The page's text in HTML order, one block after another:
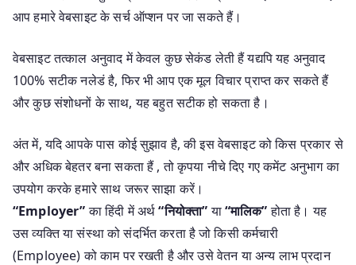
आप हमारे वेबसाइट के सर्च ऑप्शन पर जा सकते हैं।
वेबसाइट तत्काल अनुवाद में केवल कुछ सेकंड लेती हैं यद्यपि यह अनुवाद
100% सटीक नलेडं है, फिर भी आप एक मूल विचार प्राप्त कर सकते हैं
और कुछ संशोधनों के साथ, यह बहुत सटीक हो सकता है।
अंत में, यदि आपके पास कोई सुझाव है, की इस वेबसाइट को किस प्रकार से
और अधिक बेहतर बना सकता हैं , तो कृपया नीचे दिए गए कमेंट अनुभाग का
उपयोग करके हमारे साथ जरूर साझा करें।
“Employer”का हिंदी में अर्थ“नियोक्ता”या“मालिक”होता है। यह
उस व्यक्ति या संस्था को संदर्भित करता है जो किसी कर्मचारी
(Employee) को काम पर रखती है और उसे वेतन या अन्य लाभ प्रदान